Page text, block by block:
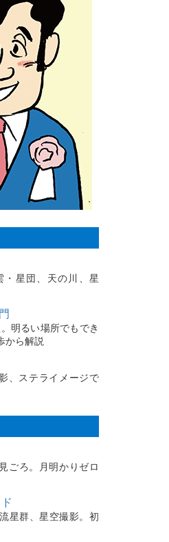
・星団、天の川、星
明るい場所でもでき
から解説
、ステライメージで
ごろ。月明かりゼロ
星群、星空撮影。初